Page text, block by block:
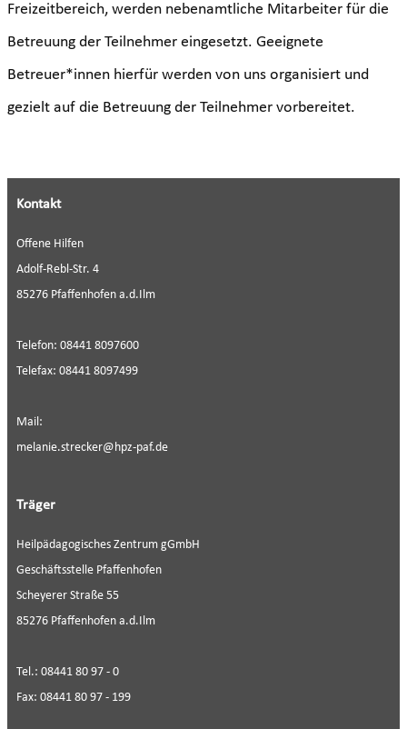
Freizeitbereich, werden nebenamtliche Mitarbeiter für die
Betreuung der Teilnehmer eingesetzt. Geeignete
Betreuer*innen hierfür werden von uns organisiert und
gezielt auf die Betreuung der Teilnehmer vorbereitet.
Kontakt
Offene Hilfen
Adolf-Rebl-Str. 4
85276 Pfaffenhofen a.d.Ilm
Telefon: 08441 8097600
Telefax: 08441 8097499
Mail:
melanie.strecker@hpz-paf.de
Träger
Heilpädagogisches Zentrum gGmbH
Geschäftsstelle Pfaffenhofen
Scheyerer Straße 55
85276 Pfaffenhofen a.d.Ilm
Tel.: 08441 80 97 - 0
Fax: 08441 80 97 - 199